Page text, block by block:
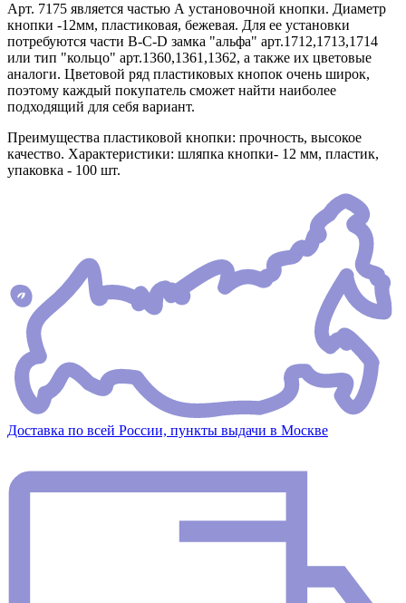
Арт. 7175 является частью А установочной кнопки. Диаметр
кнопки -12мм, пластиковая, бежевая. Для ее установки
потребуются части В-C-D замка "альфа" арт.1712,1713,1714
или тип "кольцо" арт.1360,1361,1362, а также их цветовые
аналоги. Цветовой ряд пластиковых кнопок очень широк,
поэтому каждый покупатель сможет найти наиболее
подходящий для себя вариант.
Преимущества пластиковой кнопки: прочность, высокое
качество. Характеристики: шляпка кнопки- 12 мм, пластик,
упаковка - 100 шт.
Доставка по всей России, пункты выдачи в Москве